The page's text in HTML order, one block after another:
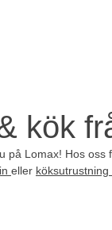
kök
på Lomax! Hos
eller köksutrustning